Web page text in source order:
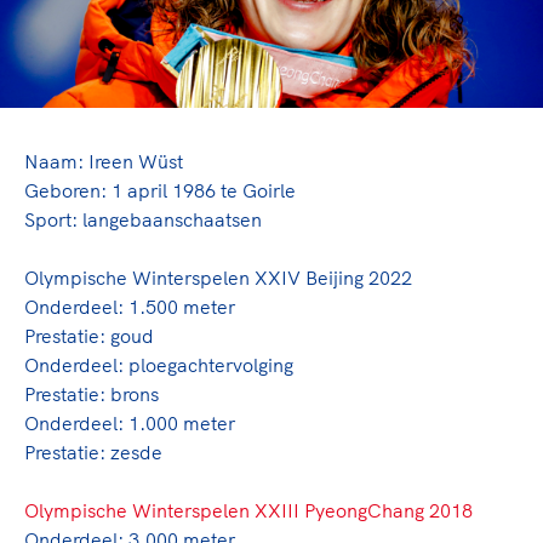
Sportonderzoek
Sportakkoord II
Game Changer
TeamNL kids
Olympische geschiedenis
Nieuwspagina
Columns
Veilige en integere sport
Diversiteit en inclusie
Gezonde sportomgeving
Bekwaam sportkader
Vitale clubs en bestuurlijk kader
Sportmatch
Clubacties
Handboek Wet- en Regelgeving
Opleidingen en trainingen
Ruimte voor sport
TeamNL Academie Kalender
Kennisaanbod TeamNL Experts
Olympische Spelen LA28
Europese Spelen Istanbul 2027
Topsportbeleid
Topsportfinanciering
Maatschappelijke waarde topsport
Naam: Ireen Wüst
Geboren: 1 april 1986 te Goirle
Sport: langebaanschaatsen
Olympische Winterspelen XXIV Beijing 2022
Onderdeel: 1.500 meter
Prestatie: goud
Onderdeel: ploegachtervolging
Prestatie: brons
Onderdeel: 1.000 meter
Prestatie: zesde
Olympische Winterspelen XXIII PyeongChang 2018